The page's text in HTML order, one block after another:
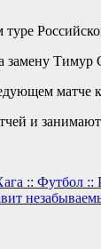
замену Тимур
и
:: Футбол